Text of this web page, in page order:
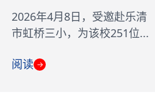
2026年4月8日，受邀赴乐清
市虹桥三小，为该校251位...
阅读 →